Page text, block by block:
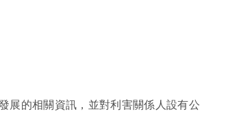
展的相關資訊，並對利害關係人設有公